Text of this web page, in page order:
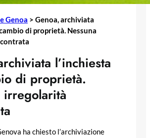
Genoa > Genoa, archiviata
di proprietà. Nessuna
l’inchiesta
di proprietà.
irregolarità
ha chiesto l’archiviazione